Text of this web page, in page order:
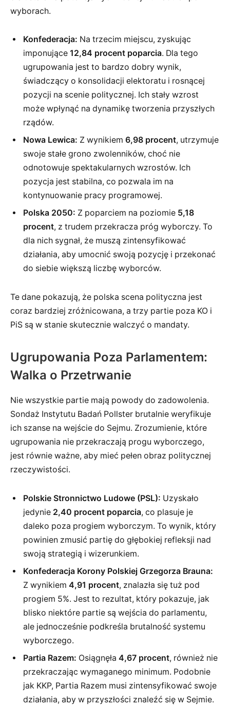
wyborach.
Konfederacja: Na trzecim miejscu, zyskując
imponujące 12,84 procent poparcia. Dla tego
ugrupowania jest to bardzo dobry wynik,
świadczący o konsolidacji elektoratu i rosnącej
pozycji na scenie politycznej. Ich stały wzrost
może wpłynąć na dynamikę tworzenia przyszłych
rządów.
Nowa Lewica: Z wynikiem 6,98 procent, utrzymuje
swoje stałe grono zwolenników, choć nie
odnotowuje spektakularnych wzrostów. Ich
pozycja jest stabilna, co pozwala im na
kontynuowanie pracy programowej.
Polska 2050: Z poparciem na poziomie 5,18
procent, z trudem przekracza próg wyborczy. To
dla nich sygnał, że muszą zintensyfikować
działania, aby umocnić swoją pozycję i przekonać
do siebie większą liczbę wyborców.
Te dane pokazują, że polska scena polityczna jest
coraz bardziej zróżnicowana, a trzy partie poza KO i
PiS są w stanie skutecznie walczyć o mandaty.
Ugrupowania Poza Parlamentem:
Walka o Przetrwanie
Nie wszystkie partie mają powody do zadowolenia.
Sondaż Instytutu Badań Pollster brutalnie weryfikuje
ich szanse na wejście do Sejmu. Zrozumienie, które
ugrupowania nie przekraczają progu wyborczego,
jest równie ważne, aby mieć pełen obraz politycznej
rzeczywistości.
Polskie Stronnictwo Ludowe (PSL): Uzyskało
jedynie 2,40 procent poparcia, co plasuje je
daleko poza progiem wyborczym. To wynik, który
powinien zmusić partię do głębokiej refleksji nad
swoją strategią i wizerunkiem.
Konfederacja Korony Polskiej Grzegorza Brauna:
Z wynikiem 4,91 procent, znalazła się tuż pod
progiem 5%. Jest to rezultat, który pokazuje, jak
blisko niektóre partie są wejścia do parlamentu,
ale jednocześnie podkreśla brutalność systemu
wyborczego.
Partia Razem: Osiągnęła 4,67 procent, również nie
przekraczając wymaganego minimum. Podobnie
jak KKP, Partia Razem musi zintensyfikować swoje
działania, aby w przyszłości znaleźć się w Sejmie.